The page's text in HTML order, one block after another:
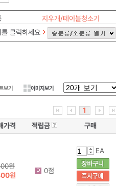
지우개/테이블청소기
클릭하세요
보기 이미지보기
1
가격 적립금 구매
원
원
0점
EA